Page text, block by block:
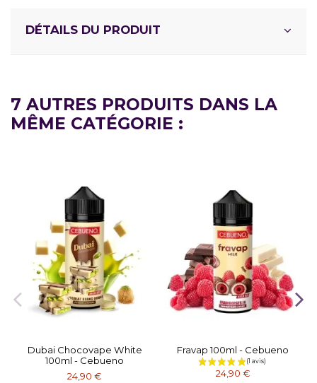
DÉTAILS DU PRODUIT
7 AUTRES PRODUITS DANS LA
MÊME CATÉGORIE :
Dubai Chocovape White
100ml - Cebueno
24,90 €
Fravap 100ml - Cebueno
24,90 €